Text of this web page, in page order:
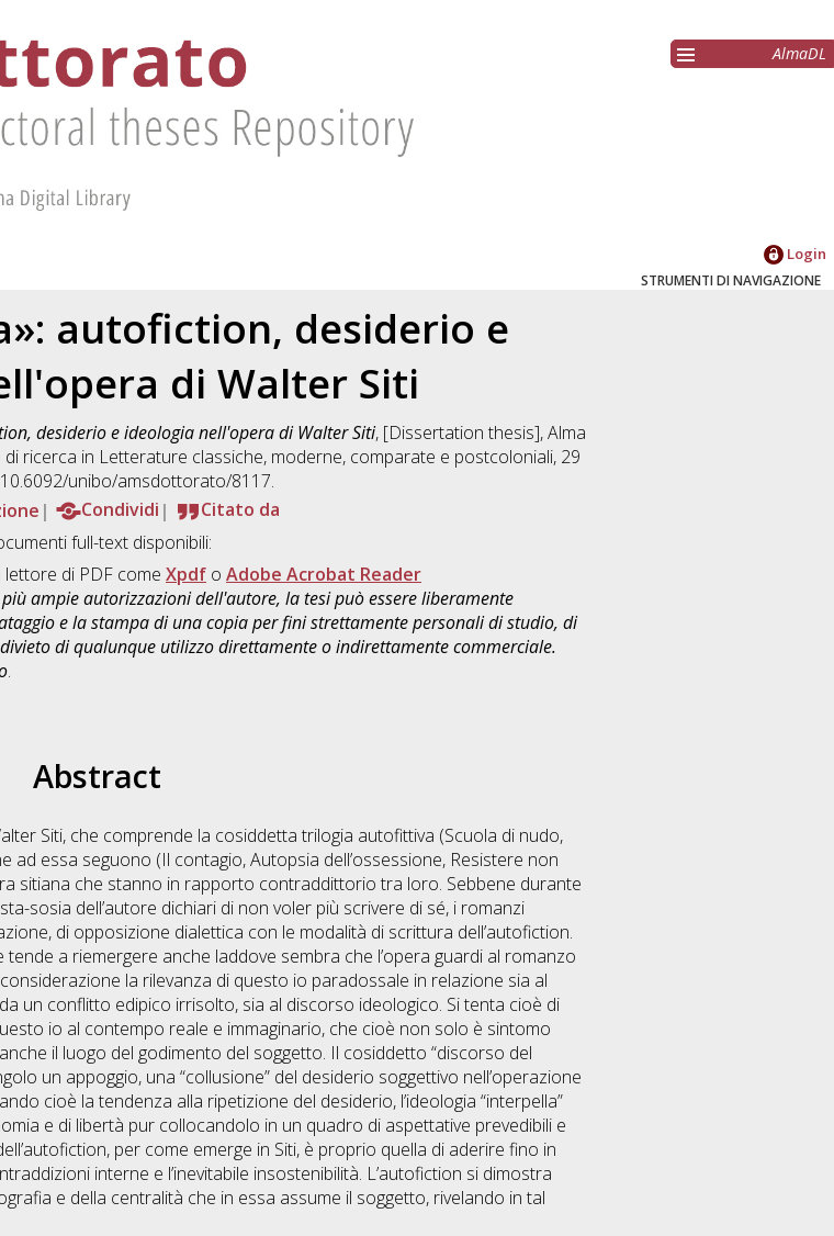
AlmaDL
Login
STRUMENTI DI NAVIGAZIONE
autofiction, desiderio e
di Walter Siti
desiderio e ideologia nell'opera di Walter Siti, [Dissertation thesis], Alma
ricerca in Letterature classiche, moderne, comparate e postcoloniali, 29
unibo/amsdottorato/8117.
Condividi
Citato da
full-text disponibili:
di PDF come Xpdf o Adobe Acrobat Reader
ampie autorizzazioni dell'autore, la tesi può essere liberamente
e la stampa di una copia per fini strettamente personali di studio, di
di qualunque utilizzo direttamente o indirettamente commerciale.
.
Abstract
Siti, che comprende la cosiddetta trilogia autofittiva (Scuola di nudo,
essa seguono (Il contagio, Autopsia dell’ossessione, Resistere non
sitiana che stanno in rapporto contraddittorio tra loro. Sebbene durante
sosia dell’autore dichiari di non voler più scrivere di sé, i romanzi
di opposizione dialettica con le modalità di scrittura dell’autofiction.
a riemergere anche laddove sembra che l’opera guardi al romanzo
la rilevanza di questo io paradossale in relazione sia al
un conflitto edipico irrisolto, sia al discorso ideologico. Si tenta cioè di
io al contempo reale e immaginario, che cioè non solo è sintomo
il luogo del godimento del soggetto. Il cosiddetto “discorso del
un appoggio, una “collusione” del desiderio soggettivo nell’operazione
cioè la tendenza alla ripetizione del desiderio, l’ideologia “interpella”
e di libertà pur collocandolo in un quadro di aspettative prevedibili e
per come emerge in Siti, è proprio quella di aderire fino in
interne e l’inevitabile insostenibilità. L’autofiction si dimostra
e della centralità che in essa assume il soggetto, rivelando in tal